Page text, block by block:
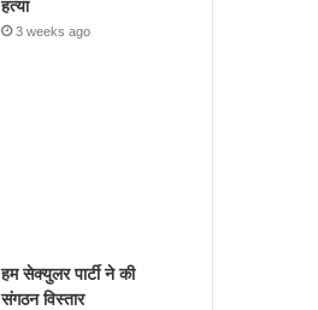
हत्या
3 weeks ago
हम सेक्युलर पार्टी ने की
संगठन विस्तार